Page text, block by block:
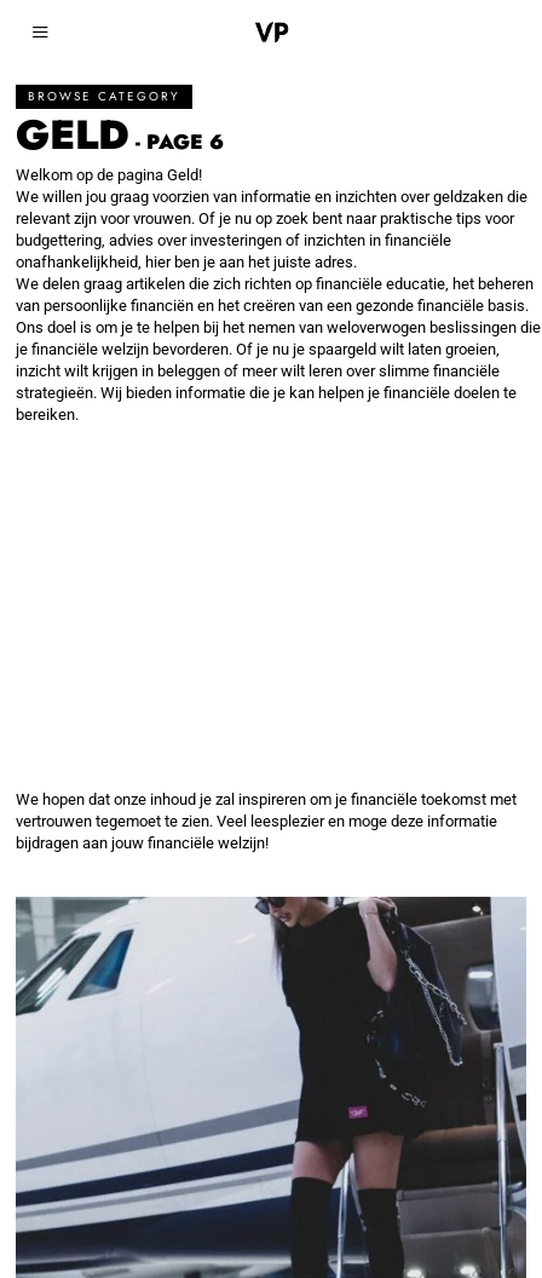
BROWSE CATEGORY
GELD - PAGE 6
Welkom op de pagina Geld!
We willen jou graag voorzien van informatie en inzichten over geldzaken die
relevant zijn voor vrouwen. Of je nu op zoek bent naar praktische tips voor
budgettering, advies over investeringen of inzichten in financiële
onafhankelijkheid, hier ben je aan het juiste adres.
We delen graag artikelen die zich richten op financiële educatie, het beheren
van persoonlijke financiën en het creëren van een gezonde financiële basis.
Ons doel is om je te helpen bij het nemen van weloverwogen beslissingen die
je financiële welzijn bevorderen. Of je nu je spaargeld wilt laten groeien,
inzicht wilt krijgen in beleggen of meer wilt leren over slimme financiële
strategieën. Wij bieden informatie die je kan helpen je financiële doelen te
bereiken.
We hopen dat onze inhoud je zal inspireren om je financiële toekomst met
vertrouwen tegemoet te zien. Veel leesplezier en moge deze informatie
bijdragen aan jouw financiële welzijn!